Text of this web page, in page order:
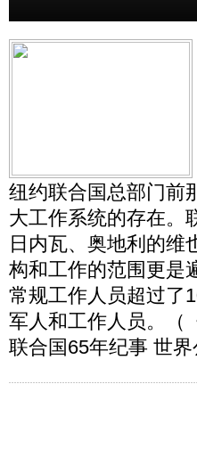
纽约联合国总部门前
大工作系统的存在。
日内瓦、奥地利的维
构和工作的范围更是
常规工作人员超过了
军人和工作人员。（
联合国65年纪事 世界